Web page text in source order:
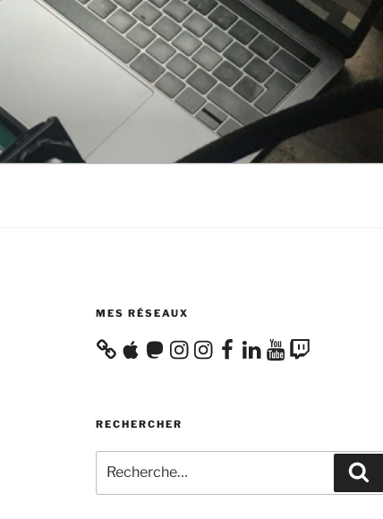
MES RÉSEAUX
AppleMastodon
Instagram
Instagram
Facebook
LinkedInYouTube
Twitch
RECHERCHER
pour
: